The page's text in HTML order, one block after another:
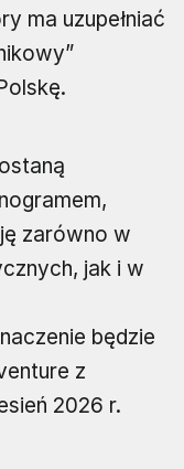
ma uzupełniać
zarówno w
jak i w
będzie
z
2026 r.